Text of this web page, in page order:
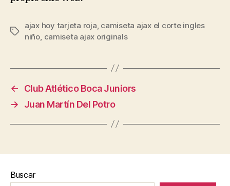
Etiquetas
ajax hoy tarjeta roja camiseta ajax el corte ingles
niño camiseta ajax originals
←
Club Atlético Boca Juniors
→
Juan Martín Del Potro
Buscar